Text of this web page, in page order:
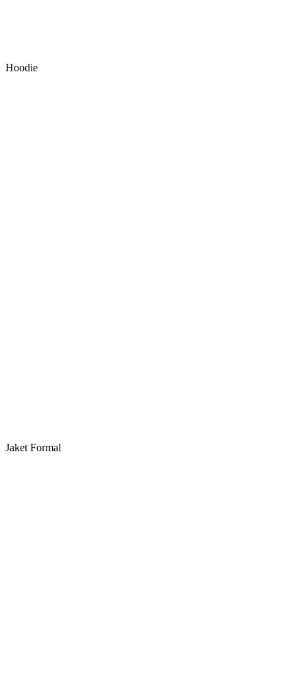
Hoodie
Jaket Formal